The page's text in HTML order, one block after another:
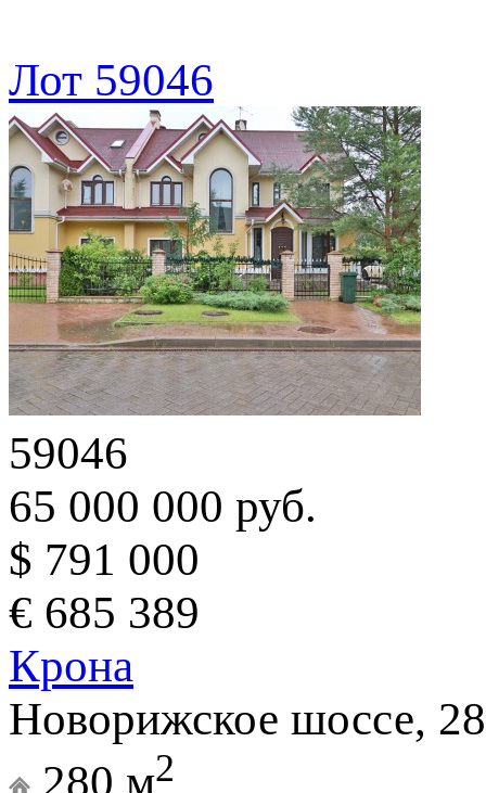
Лот 59046
59046
65 000 000 руб.
$ 791 000
€ 685 389
Крона
Новорижское шоссе,
280 м2